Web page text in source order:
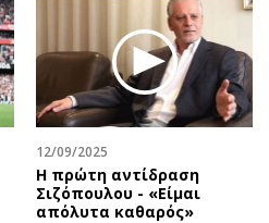
12/09/2025
Η πρώτη αντίδραση
Σιζόπουλoυ - «Είμαι
απόλυτα καθαρός»